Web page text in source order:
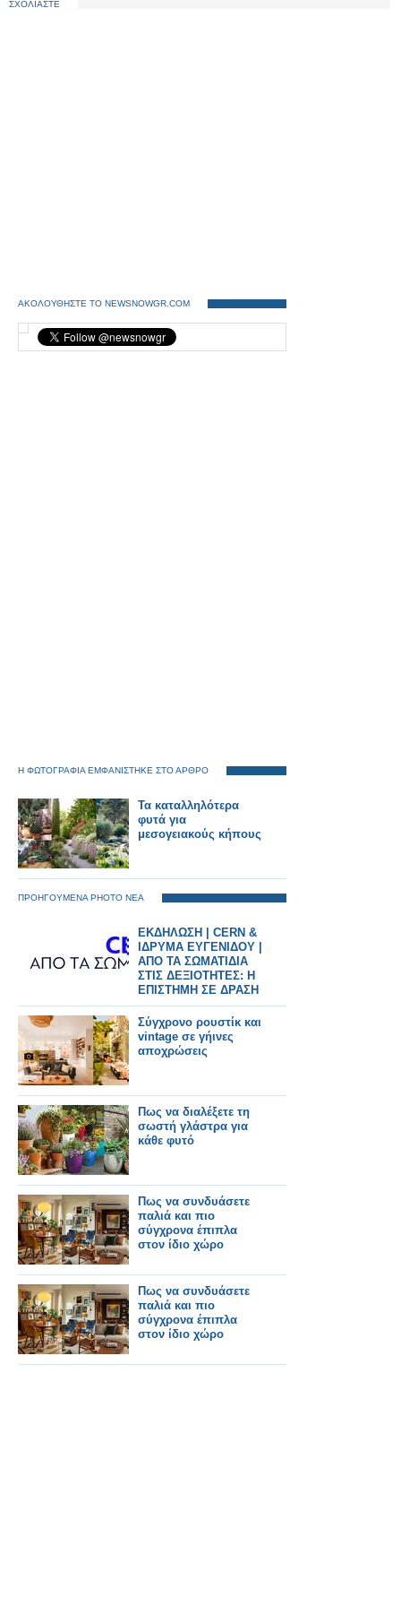
ΣΧΟΛΙΑΣΤΕ
ΑΚΟΛΟΥΘΗΣΤΕ ΤΟ NEWSNOWGR.COM
Η ΦΩΤΟΓΡΑΦΙΑ ΕΜΦΑΝΙΣΤΗΚΕ ΣΤΟ ΑΡΘΡΟ
Τα καταλληλότερα
φυτά για
μεσογειακούς κήπους
ΠΡΟΗΓΟΥΜΕΝΑ PHOTO ΝΕΑ
ΕΚΔΗΛΩΣΗ | CERN &
ΙΔΡΥΜΑ ΕΥΓΕΝΙΔΟΥ |
ΑΠΟ ΤΑ ΣΩΜΑΤΙΔΙΑ
ΣΤΙΣ ΔΕΞΙΟΤΗΤΕΣ: Η
ΕΠΙΣΤΗΜΗ ΣΕ ΔΡΑΣΗ
Σύγχρονο ρουστίκ και
vintage σε γήινες
αποχρώσεις
Πως να διαλέξετε τη
σωστή γλάστρα για
κάθε φυτό
Πως να συνδυάσετε
παλιά και πιο
σύγχρονα έπιπλα
στον ίδιο χώρο
Πως να συνδυάσετε
παλιά και πιο
σύγχρονα έπιπλα
στον ίδιο χώρο